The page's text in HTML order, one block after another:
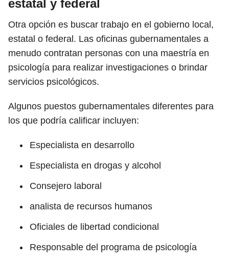
estatal y federal
Otra opción es buscar trabajo en el gobierno local,
estatal o federal. Las oficinas gubernamentales a
menudo contratan personas con una maestría en
psicología para realizar investigaciones o brindar
servicios psicológicos.
Algunos puestos gubernamentales diferentes para
los que podría calificar incluyen:
Especialista en desarrollo
Especialista en drogas y alcohol
Consejero laboral
analista de recursos humanos
Oficiales de libertad condicional
Responsable del programa de psicología